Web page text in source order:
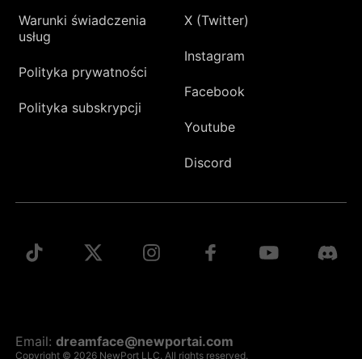
Warunki świadczenia
usług
Polityka prywatności
Polityka subskrypcji
X (Twitter)
Instagram
Facebook
Youtube
Discord